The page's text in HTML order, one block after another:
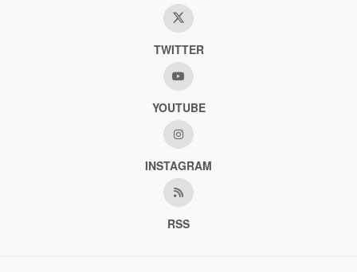
TWITTER
YOUTUBE
INSTAGRAM
RSS